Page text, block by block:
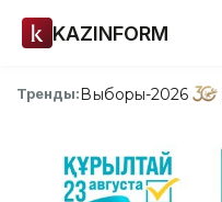
KAZINFORM
Тренды:Выборы-2026